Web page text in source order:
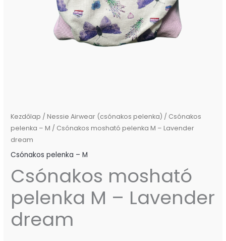
Kezdőlap / Nessie Airwear (csónakos pelenka) / Csónakos
pelenka – M / Csónakos mosható pelenka M – Lavender
dream
Csónakos pelenka – M
Csónakos mosható
pelenka M – Lavender
dream